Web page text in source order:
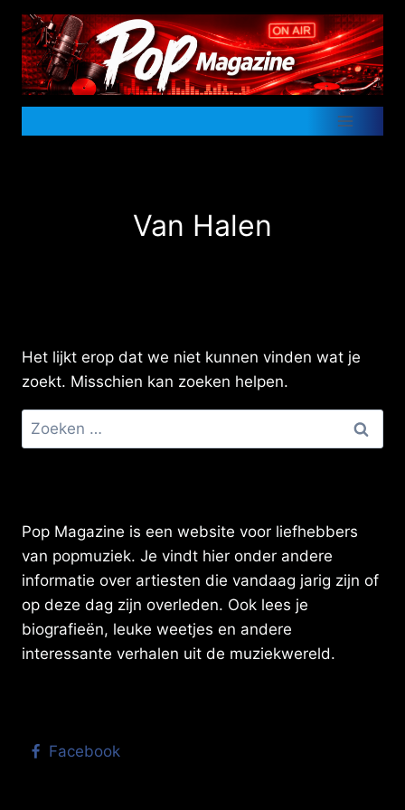
Doorgaan
naar
inhoud
Van Halen
Het lijkt erop dat we niet kunnen vinden wat je
zoekt. Misschien kan zoeken helpen.
Zoeken
naar:
Pop Magazine is een website voor liefhebbers
van popmuziek. Je vindt hier onder andere
informatie over artiesten die vandaag jarig zijn of
op deze dag zijn overleden. Ook lees je
biografieën, leuke weetjes en andere
interessante verhalen uit de muziekwereld.
Facebook